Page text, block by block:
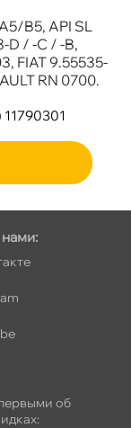
B5, API SL
D / -C / -B,
FIAT 9.55535-
RN 0700.
11790301
первыми о